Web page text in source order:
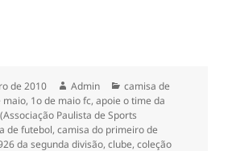
de 2010 Autor
Admin Categorias
camisa de
maio, 1o de maio fc,apoie o time da
Paulista de Sports
de futebol,camisa do primeiro de
da segunda divisão,clube,coleção